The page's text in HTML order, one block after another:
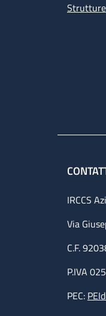
Strutture
IRCCS
Via
C.F.
P.IVA
PEC: